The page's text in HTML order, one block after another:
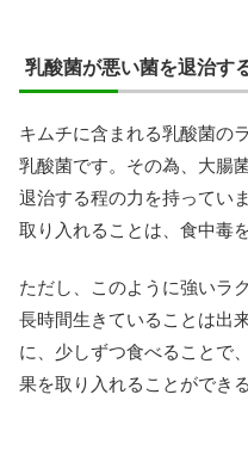
乳酸菌が悪い菌を退治す
キムチに含まれる乳酸菌の
乳酸菌です。その為、大腸
退治する程の力を持ってい
取り入れることは、食中毒
ただし、このように強いラ
長時間生きていることは出
に、少しずつ食べることで
果を取り入れることができ